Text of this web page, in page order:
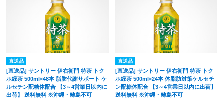
直送品
[直送品] サントリー 伊右衛門 特茶 トク
ホ緑茶 500ml×48本 脂肪代謝サポート ケ
ルセチン配糖体配合 【3～4営業日以内に
出荷】 送料無料 ※沖縄・離島不可
直送品
[直送品] サントリー 伊右衛門 特茶 トク
ホ緑茶 500ml×24本 体脂肪対策ケルセチ
ン配糖体配合 【3～4営業日以内に出荷】
送料無料 ※沖縄・離島不可